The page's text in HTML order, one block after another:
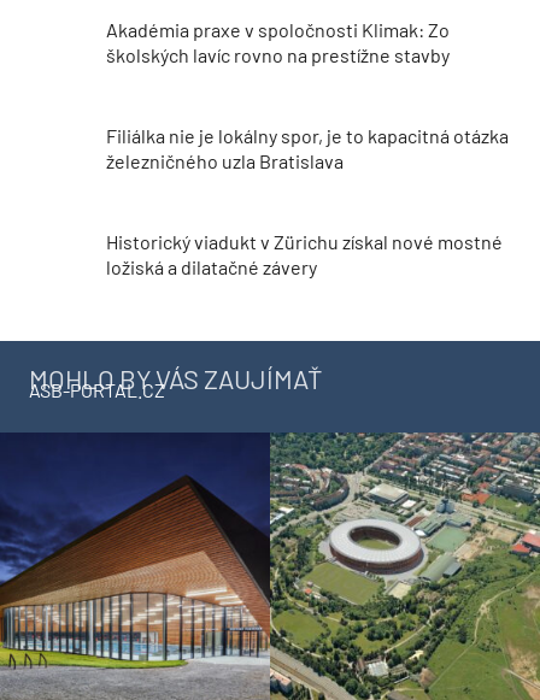
Akadémia praxe v spoločnosti Klimak: Zo
školských lavíc rovno na prestížne stavby
Filiálka nie je lokálny spor, je to kapacitná otázka
železničného uzla Bratislava
Historický viadukt v Zürichu získal nové mostné
ložiská a dilatačné závery
MOHLO BY VÁS ZAUJÍMAŤ
ASB-PORTAL.CZ